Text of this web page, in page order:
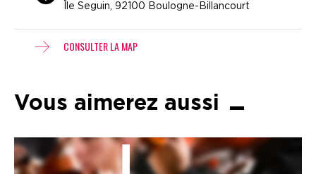
Île Seguin, 92100 Boulogne-Billancourt
CONSULTER LA MAP
Vous aimerez aussi